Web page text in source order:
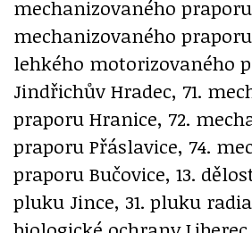
mechanizovaného praporu
mechanizovaného
lehkého motorizovaného
Jindřichův Hradec, 71.
praporu Hranice, 72.
praporu Přáslavice, 74.
praporu Bučovice, 13.
pluku Jince, 31. pluku